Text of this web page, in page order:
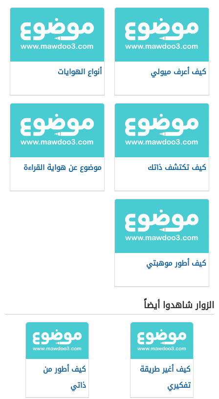
كيف أعرف ميولي أنواع الهوايات
كيف تكتشف ذاتك موضوع عن هواية القراءة
كيف أطور موهبتي
الزوار شاهدوا أيضاً
كيف أغير طريقة
تفكيري
كيف أطور من
ذاتي